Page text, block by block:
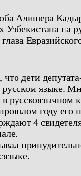
Алишера
Узбекистана на
дети
языке.
русскоязычном
году его
4